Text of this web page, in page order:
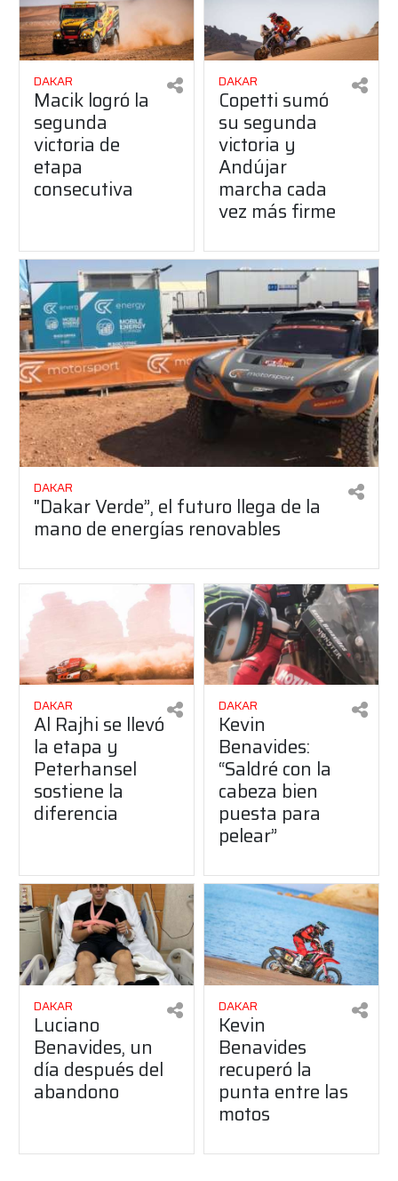
DAKAR
Macik logró la
segunda
victoria de
etapa
consecutiva
DAKAR
Copetti sumó
su segunda
victoria y
Andújar
marcha cada
vez más firme
DAKAR
"Dakar Verde”, el futuro llega de la
mano de energías renovables
DAKAR
Al Rajhi se llevó
la etapa y
Peterhansel
sostiene la
diferencia
DAKAR
Kevin
Benavides:
“Saldré con la
cabeza bien
puesta para
pelear”
DAKAR
Luciano
Benavides, un
día después del
abandono
DAKAR
Kevin
Benavides
recuperó la
punta entre las
motos